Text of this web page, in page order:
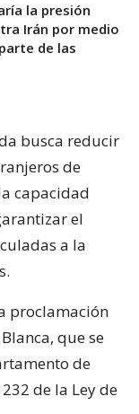
la presión
Irán por medio
de las
busca reducir
de
capacidad
el
a la
proclamación
que se
de
de la Ley de